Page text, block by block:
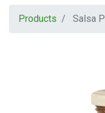
Products Salsa